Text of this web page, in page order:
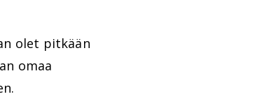
olet pitkään
omaa